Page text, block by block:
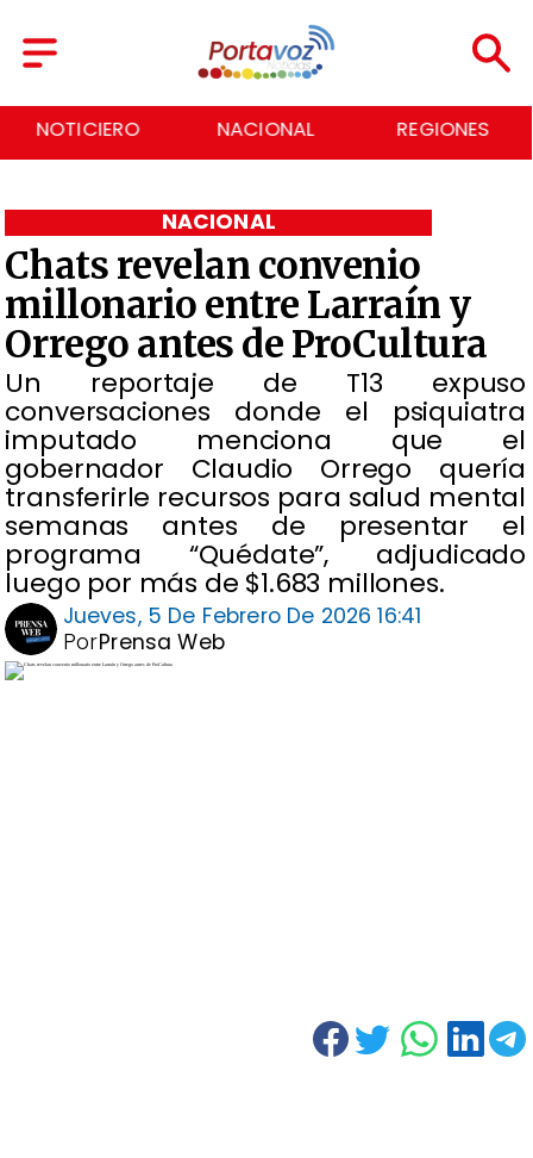
NACIONAL REGIONES ECONOMÍA
Chats revelan convenio
millonario entre Larraín y
Orrego antes de ProCultura
Un reportaje de T13 expuso
conversaciones donde el psiquiatra
imputado menciona que el
gobernador Claudio Orrego quería
transferirle recursos para salud mental
semanas antes de presentar el
programa “Quédate”, adjudicado
luego por más de $1.683 millones.
NACIONAL
Jueves, 5 De Febrero De 2026 16:41
Prensa Web
Por